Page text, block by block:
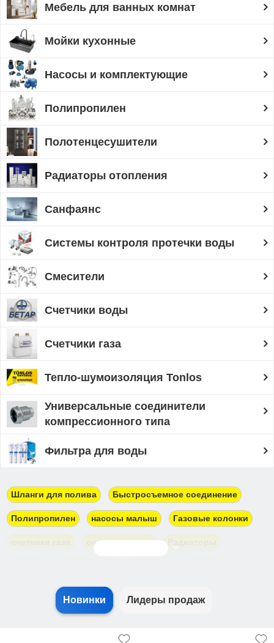
Мебель для ванных комнат
Мойки кухонные
Насосы и комплектующие
Полипропилен
Полотенцесушители
Радиаторы отопления
Санфаянс
Системы контроля протечки воды
Смесители
Счетчики воды
Счетчики газа
Тепло-шумоизоляция Tonlos
Универсальные соединители
компрессионного типа
Фильтра для воды
Шланги для полива Быстросъемное соединение
Полипропилен насосы малыш Газовые колонки
счетчики воды
Водонагреватели Герметик
Новинки Лидеры продаж